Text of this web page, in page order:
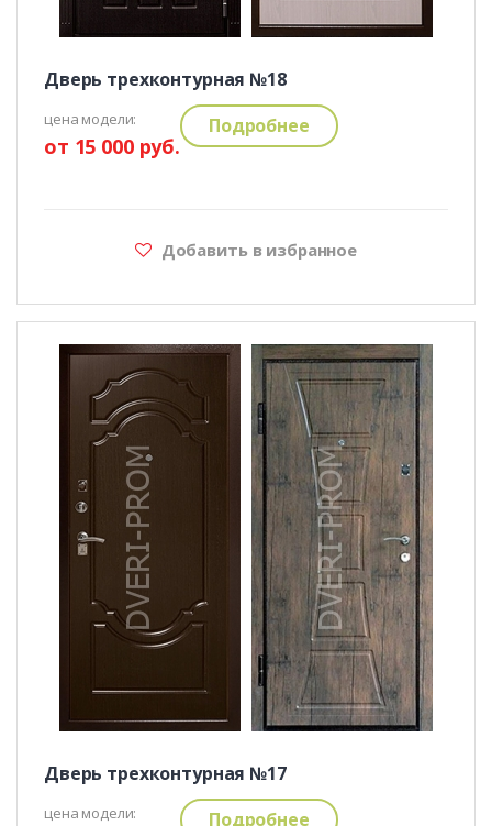
Дверь трехконтурная №18
цена модели:
от 15 000 руб.
Подробнее
Добавить в избранное
Дверь трехконтурная №17
цена модели: Подробнее